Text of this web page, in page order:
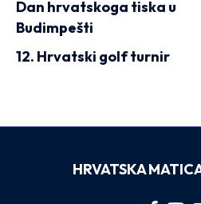
Dan hrvatskoga tiska u
Budimpešti
12. Hrvatski golf turnir
HRVATSKA